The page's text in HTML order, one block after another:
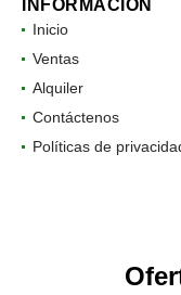
INFORMACIÓN
Inicio
Ventas
Alquiler
Contáctenos
Políticas de